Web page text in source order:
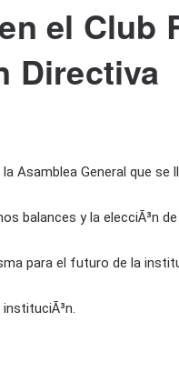
el Club
Directiva
General que se
balances y la elecciÃ³n
para el futuro de la